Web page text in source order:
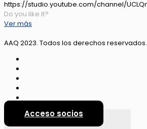
https://studio.youtube.com/channel/
Do you like it?
Ver más
AAQ 2023. Todos los derechos reservados.
Acceso socios